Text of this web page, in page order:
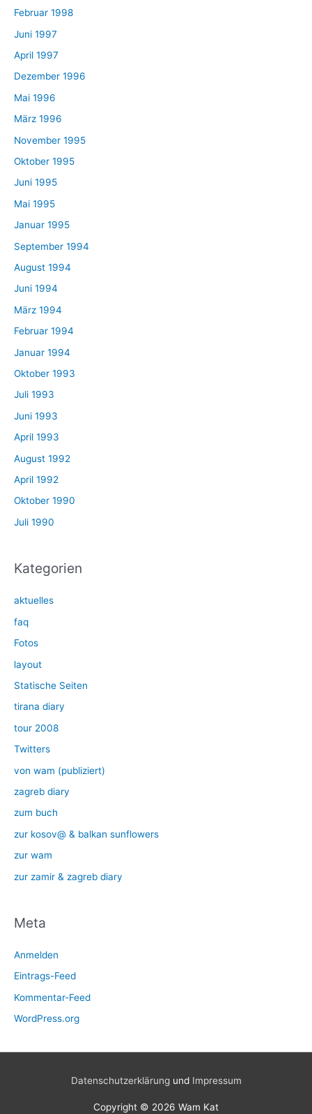
Februar 1998
Juni 1997
April 1997
Dezember 1996
Mai 1996
März 1996
November 1995
Oktober 1995
Juni 1995
Mai 1995
Januar 1995
September 1994
August 1994
Juni 1994
März 1994
Februar 1994
Januar 1994
Oktober 1993
Juli 1993
Juni 1993
April 1993
August 1992
April 1992
Oktober 1990
Juli 1990
Kategorien
aktuelles
faq
Fotos
layout
Statische Seiten
tirana diary
tour 2008
Twitters
von wam (publiziert)
zagreb diary
zum buch
zur kosov@ & balkan sunflowers
zur wam
zur zamir & zagreb diary
Meta
Anmelden
Eintrags-Feed
Kommentar-Feed
WordPress.org
Datenschutzerklärungund Impressum
Copyright © 2026 Wam Kat